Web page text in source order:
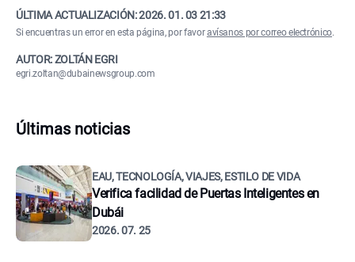
ÚLTIMA ACTUALIZACIÓN:2026. 01. 03 21:33
Si encuentras un error en esta página, por favoravísanos por correo electrónico.
AUTOR: ZOLTÁN EGRI
egri.zoltan@dubainewsgroup.com
Últimas noticias
EAU, TECNOLOGÍA, VIAJES, ESTILO DE VIDA
Verifica facilidad de Puertas Inteligentes en
Dubái
2026. 07. 25